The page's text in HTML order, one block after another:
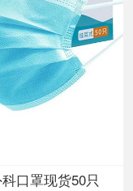
口罩现货50只